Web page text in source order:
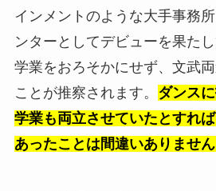
インメントのような大手事務
ンターとしてデビューを果たし
学業をおろそかにせず、文武
ことが推察されます。 ダンス
学業も両立させていたとすれ
あったことは間違いありません